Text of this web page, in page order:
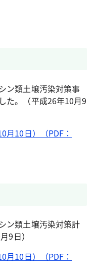
ン類土壌汚染対策事
た。（平成26年10月9
10日）（PDF：
ン類土壌汚染対策計
9日）
10日）（PDF：